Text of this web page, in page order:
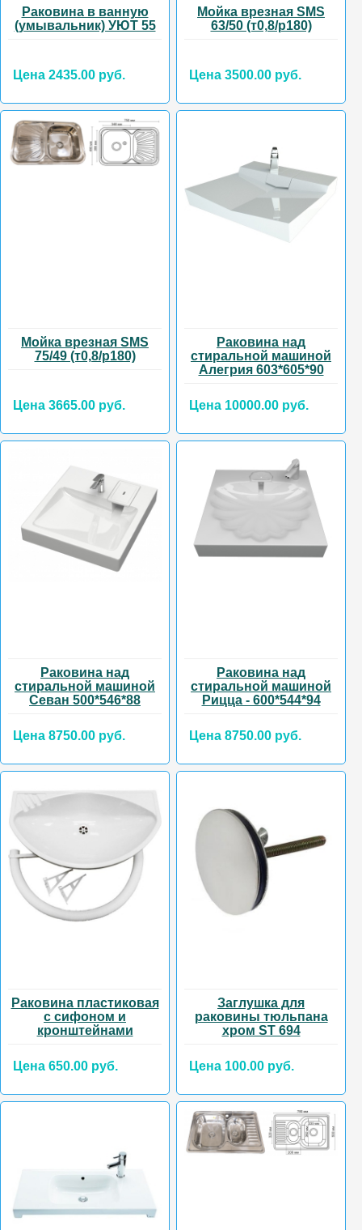
Раковина в ванную
(умывальник) УЮТ 55
Цена 2435.00 руб.
Мойка врезная SMS
63/50 (т0,8/р180)
Цена 3500.00 руб.
Мойка врезная SMS
75/49 (т0,8/р180)
Цена 3665.00 руб.
Раковина над
стиральной машиной
Алегрия 603*605*90
Цена 10000.00 руб.
Раковина над
стиральной машиной
Севан 500*546*88
Цена 8750.00 руб.
Раковина над
стиральной машиной
Рицца - 600*544*94
Цена 8750.00 руб.
Раковина пластиковая
с сифоном и
кронштейнами
Цена 650.00 руб.
Заглушка для
раковины тюльпана
хром ST 694
Цена 100.00 руб.